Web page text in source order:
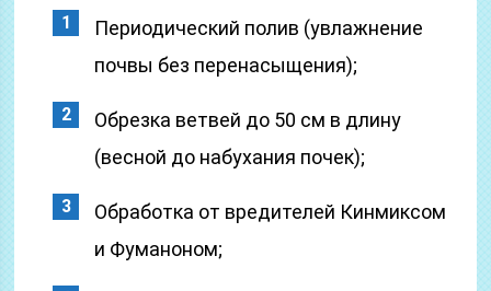
Периодический полив (увлажнение
почвы без перенасыщения);
Обрезка ветвей до 50 см в длину
(весной до набухания почек);
Обработка от вредителей Кинмиксом
и Фуманоном;